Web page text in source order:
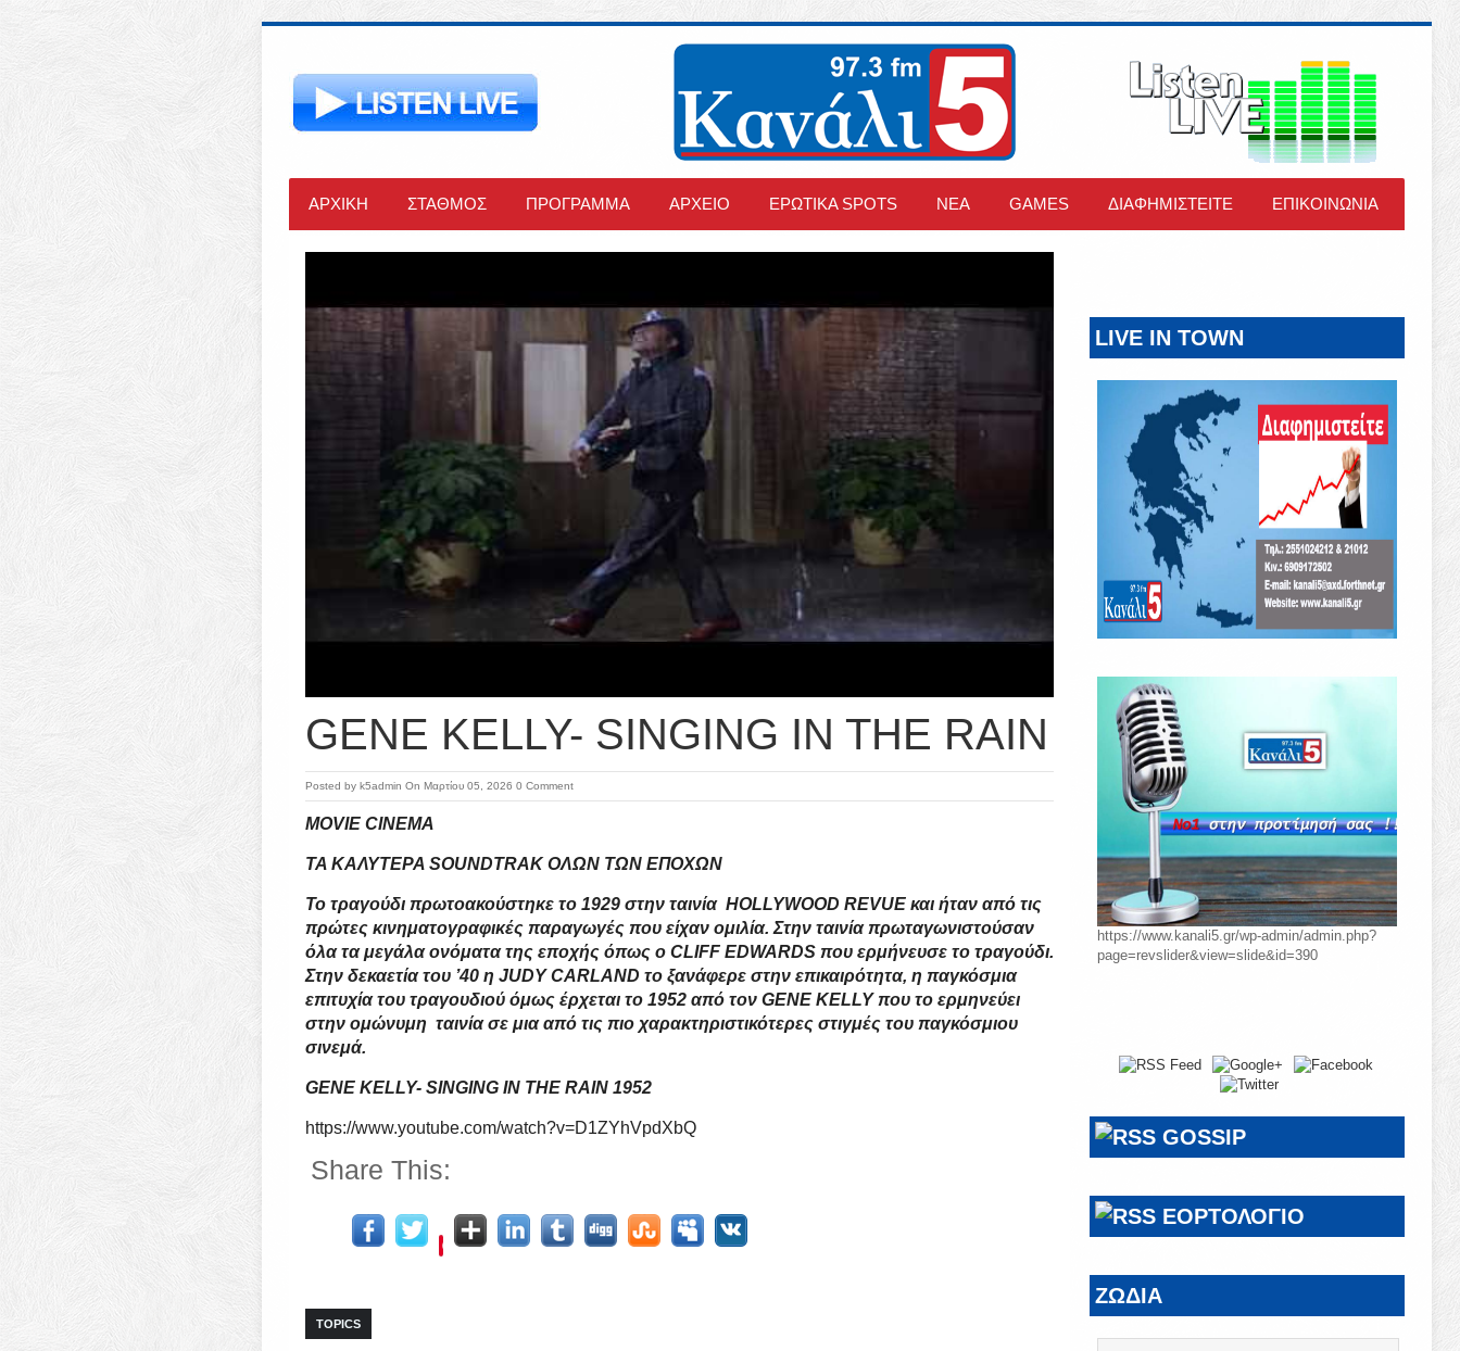
ΑΡΧΙΚΗ ΣΤΑΘΜΟΣ ΠΡΟΓΡΑΜΜΑ ΑΡΧΕΙΟ ΕΡΩΤΙΚΑ SPOTS ΝΕΑ GAMES ΔΙΑΦΗΜΙΣΤΕΙΤΕ ΕΠΙΚΟΙΝΩΝΙΑ
GENE KELLY- SINGING IN THE RAIN
Posted by k5admin On Μαρτίου 05, 2026 0 Comment
MOVIE CINEMA
ΤΑ ΚΑΛΥΤΕΡΑ SOUNDTRAK ΟΛΩΝ ΤΩΝ ΕΠΟΧΩΝ
To τραγούδι πρωτοακούστηκε το 1929 στην ταινία HOLLYWOOD REVUE και ήταν από τις
πρώτες κινηματογραφικές παραγωγές που είχαν ομιλία. Στην ταινία πρωταγωνιστούσαν
όλα τα μεγάλα ονόματα της εποχής όπως ο CLIFF EDWARDS που ερμήνευσε το τραγούδι.
Στην δεκαετία του ’40 η JUDY CARLAND το ξανάφερε στην επικαιρότητα, η παγκόσμια
επιτυχία του τραγουδιού όμως έρχεται το 1952 από τον GENE KELLY που το ερμηνεύει
στην ομώνυμη ταινία σε μια από τις πιο χαρακτηριστικότερες στιγμές του παγκόσμιου
σινεμά.
GENE KELLY- SINGING IN THE RAIN 1952
https://www.youtube.com/watch?v=D1ZYhVpdXbQ
Share This:
TOPICS
LIVE IN TOWN
https://www.kanali5.gr/wp-admin/admin.php?
page=revslider&view=slide&id=390
GOSSIP
ΕΟΡΤΟΛΟΓΙΟ
ΖΩΔΙΑ